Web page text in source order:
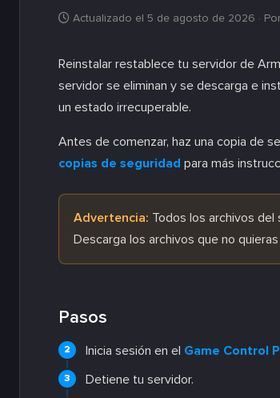
Actualizado el 5 de agosto de 2026 ·
Reinstalar restablece tu servidor de
servidor se eliminan y se descarga e
un estado irrecuperable.
Antes de comenzar, haz una copia de
copias de seguridad para más
Advertencia: Todos los archivos
Descarga los archivos que no
Pasos
Inicia sesión en el Game Control
Detiene tu servidor.